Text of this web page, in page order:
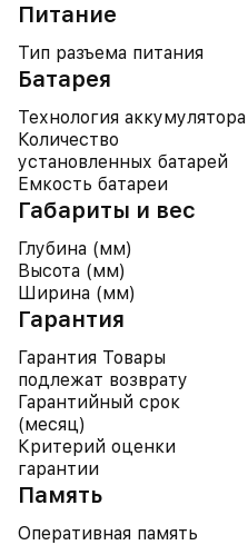
Питание
Тип разъема питания
Батарея
Технология аккумулятора
Количество
установленных батарей
Емкость батареи
Габариты и вес
Глубина (мм)
Высота (мм)
Ширина (мм)
Гарантия
Гарантия Товары
подлежат возврату
Гарантийный срок
(месяц)
Критерий оценки
гарантии
Память
Оперативная память